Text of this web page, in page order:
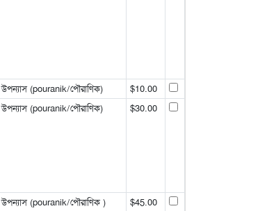
উপন্যাস (pouranik/পৌরাণিক)
$10.00
উপন্যাস (pouranik/পৌরাণিক) $30.00
উপন্যাস (pouranik/পৌরাণিক )
$45.00